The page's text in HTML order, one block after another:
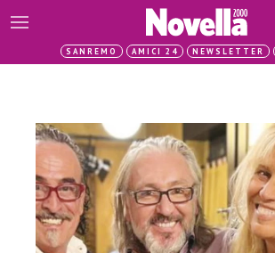
SANREMO AMICI 24 NEWSLETTER